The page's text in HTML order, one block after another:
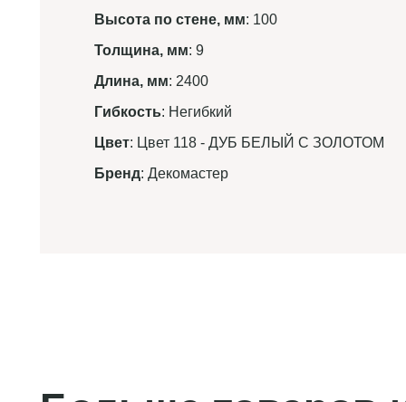
Высота по стене, мм: 100
Толщина, мм: 9
Длина, мм: 2400
Гибкость: Негибкий
Цвет: Цвет 118 - ДУБ БЕЛЫЙ С ЗОЛОТОМ
Бренд: Декомастер